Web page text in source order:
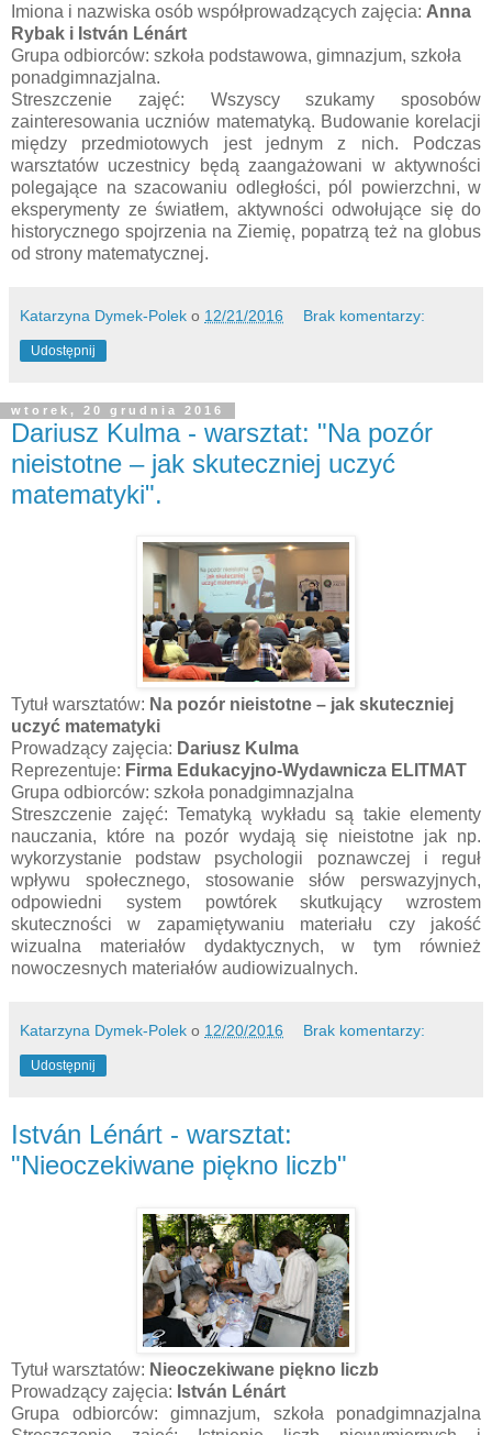
Imiona i nazwiska osób współprowadzących zajęcia: Anna
Rybak i István Lénárt
Grupa odbiorców: szkoła podstawowa, gimnazjum, szkoła
ponadgimnazjalna.
Streszczenie zajęć: Wszyscy szukamy sposobów
zainteresowania uczniów matematyką. Budowanie korelacji
między przedmiotowych jest jednym z nich. Podczas
warsztatów uczestnicy będą zaangażowani w aktywności
polegające na szacowaniu odległości, pól powierzchni, w
eksperymenty ze światłem, aktywności odwołujące się do
historycznego spojrzenia na Ziemię, popatrzą też na globus
od strony matematycznej.
Katarzyna Dymek-Polek o 12/21/2016 Brak komentarzy:
Udostępnij
wtorek, 20 grudnia 2016
Dariusz Kulma - warsztat: "Na pozór
nieistotne – jak skuteczniej uczyć
matematyki".
Tytuł warsztatów: Na pozór nieistotne – jak skuteczniej
uczyć matematyki
Prowadzący zajęcia: Dariusz Kulma
Reprezentuje: Firma Edukacyjno-Wydawnicza ELITMAT
Grupa odbiorców: szkoła ponadgimnazjalna
Streszczenie zajęć: Tematyką wykładu są takie elementy
nauczania, które na pozór wydają się nieistotne jak np.
wykorzystanie podstaw psychologii poznawczej i reguł
wpływu społecznego, stosowanie słów perswazyjnych,
odpowiedni system powtórek skutkujący wzrostem
skuteczności w zapamiętywaniu materiału czy jakość
wizualna materiałów dydaktycznych, w tym również
nowoczesnych materiałów audiowizualnych.
Katarzyna Dymek-Polek o 12/20/2016 Brak komentarzy:
Udostępnij
István Lénárt - warsztat:
"Nieoczekiwane piękno liczb"
Tytuł warsztatów: Nieoczekiwane piękno liczb
Prowadzący zajęcia: István Lénárt
Grupa odbiorców: gimnazjum, szkoła ponadgimnazjalna